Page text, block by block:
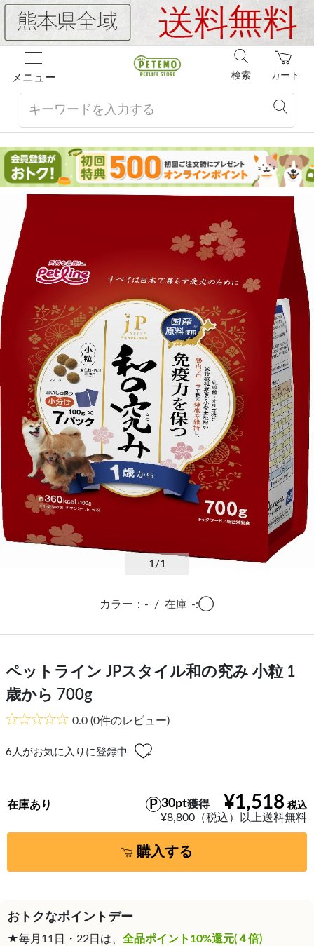
メニュー カート
検索
1/1
カラー：- / 在庫 -:◯
ペットライン JPスタイル和の究み 小粒 1
歳から 700g
0.0 (0件のレビュー)
6 人がお気に入りに登録中
¥1,518
30pt獲得
¥8,800（税込）以上送料無料
在庫あり
購入する
おトクなポイントデー
★毎月11日・22日は、 全品ポイント10%還元(４倍)